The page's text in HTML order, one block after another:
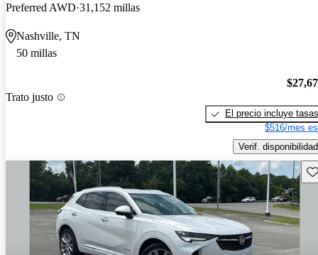
Preferred AWD 31,152 millas
Nashville, TN
50 millas
Trato justo
El precio incluye tasas
$516/mes
Verif. disponibilidad